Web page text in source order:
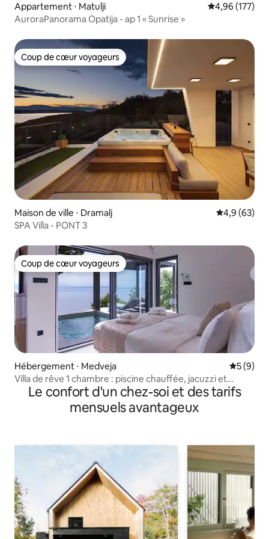
Appartement ⋅ Matulji Évaluation
4,96 (177)
AuroraPanorama Opatija - ap 1 « Sunrise »
Coup de cœur voyageurs
Coup de cœur voyageurs
Maison de ville ⋅ Dramalj Évaluation
4,9 (63)
SPA Villa - PONT 3
Coup de cœur voyageurs
Coup de cœur voyageurs
Hébergement ⋅ Medveja
5 (9)
Villa de rêve 1 chambre : piscine chauffée, jacuzzi et
sauna !
Le confort d'un chez-soi et des tarifs
mensuels avantageux